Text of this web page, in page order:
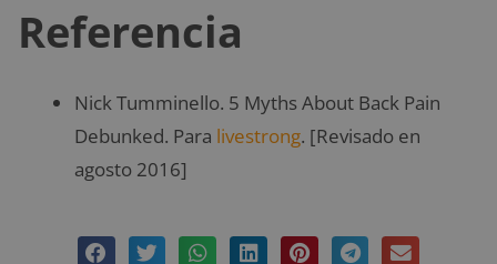
Referencia
Nick Tumminello. 5 Myths About Back Pain
Debunked. Para livestrong. [Revisado en
agosto 2016]